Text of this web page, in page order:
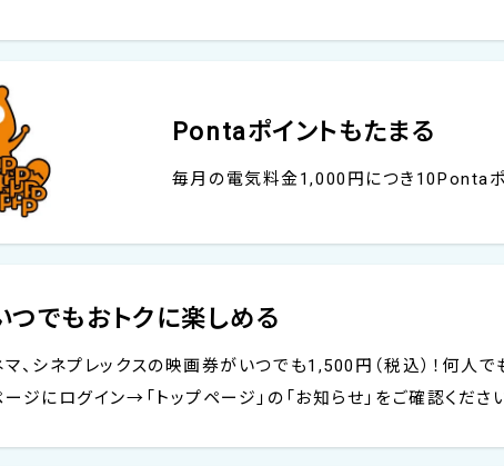
Pontaポイントもたまる
毎月の電気料金1,000円につき10Ponta
つでもおトクに楽しめる
マ、シネプレックスの映画券がいつでも1,500円（税込）！何人で
ージにログイン→「トップページ」の「お知らせ」をご確認くださ